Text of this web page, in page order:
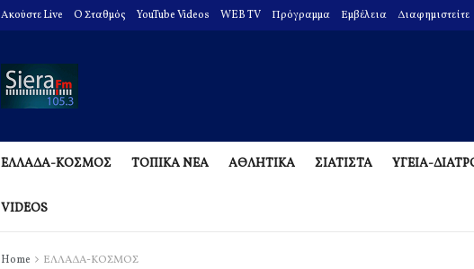
Ακούστε Live O Σταθμός YouTube Videos WEB TV Πρόγραμμα Εμβέλεια Διαφημιστείτε
ΕΛΛΑΔΑ-ΚΟΣΜΟΣ ΤΟΠΙΚΑ ΝΕΑ ΑΘΛΗΤΙΚΑ ΣΙΑΤΙΣΤΑ ΥΓΕΙΑ-
VIDEOS
Home ΕΛΛΑΔΑ-ΚΟΣΜΟΣ